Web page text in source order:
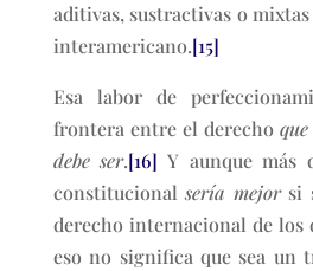
aditivas, sustractivas o
interamericano.[15]
Esa labor de
frontera entre el derechoque
debe ser.[16] Y aunque más
constitucionalsería mejorsi
derecho internacional de los
eso no significa que sea un